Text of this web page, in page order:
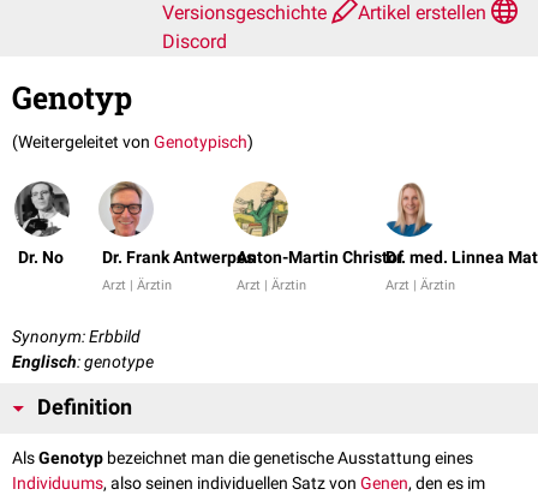
Versionsgeschichte
Artikel erstellen
Discord
Genotyp
(Weitergeleitet von Genotypisch)
Dr. No Dr. Frank Antwerpes
Arzt | Ärztin
Anton-Martin Christof
Arzt | Ärztin
Dr. med. Linnea
Arzt | Ärztin
Synonym: Erbbild
Englisch: genotype
Definition
AlsGenotyp bezeichnet man die genetische Ausstattung eines
Individuums, also seinen individuellen Satz von Genen, den es im